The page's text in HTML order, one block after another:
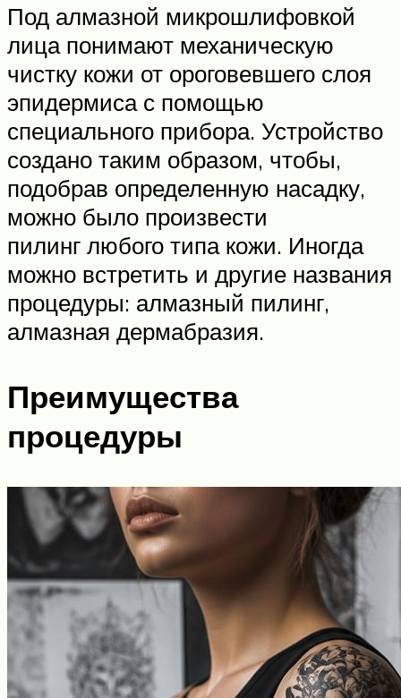
Под алмазной микрошлифовкой
лица понимают механическую
чистку кожи от ороговевшего слоя
эпидермиса с помощью
специального прибора. Устройство
создано таким образом, чтобы,
подобрав определенную насадку,
можно было произвести
пилинг любого типа кожи. Иногда
можно встретить и другие названия
процедуры: алмазный пилинг,
алмазная дермабразия.
Преимущества
процедуры